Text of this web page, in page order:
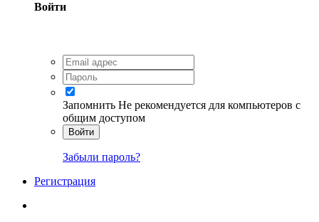
Войти
Запомнить Не рекомендуется для компьютеров с
общим доступом
Войти
Забыли пароль?
Регистрация